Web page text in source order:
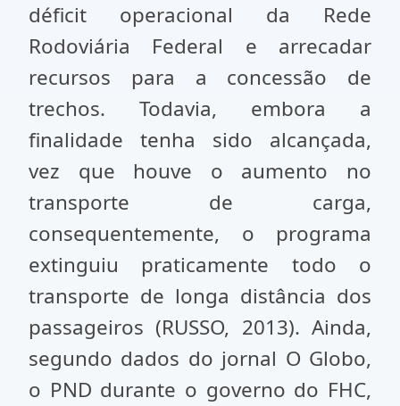
déficit operacional da Rede
Rodoviária Federal e arrecadar
recursos para a concessão de
trechos. Todavia, embora a
finalidade tenha sido alcançada,
vez que houve o aumento no
transporte de carga,
consequentemente, o programa
extinguiu praticamente todo o
transporte de longa distância dos
passageiros (RUSSO, 2013). Ainda,
segundo dados do jornal O Globo,
o PND durante o governo do FHC,